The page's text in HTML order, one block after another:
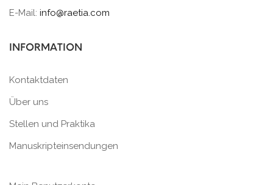
E-Mail: info@raetia.com
INFORMATION
Kontaktdaten
Über uns
Stellen und Praktika
Manuskripteinsendungen